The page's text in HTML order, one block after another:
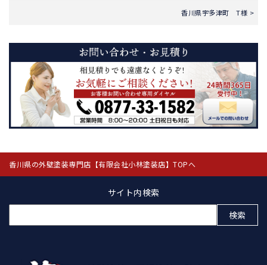
香川県宇多津町 T様 >
香川県の外壁塗装専門店【有限会社小林塗装店】TOPへ
サイト内検索
索: